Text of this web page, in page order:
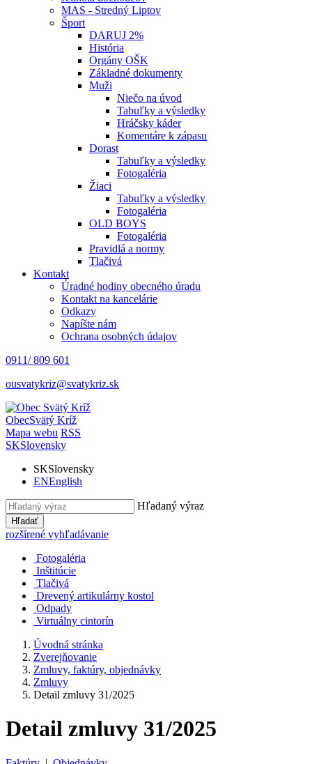
MAS - Stredný Liptov
Šport
DARUJ 2%
História
Orgány OŠK
Základné dokumenty
Muži
Niečo na úvod
Tabuľky a výsledky
Hráčsky káder
Komentáre k zápasu
Dorast
Tabuľky a výsledky
Fotogaléria
Žiaci
Tabuľky a výsledky
Fotogaléria
OLD BOYS
Fotogaléria
Pravidlá a normy
Tlačivá
Kontakt
Úradné hodiny obecného úradu
Kontakt na kancelárie
Odkazy
Napíšte nám
Ochrana osobných údajov
0911/ 809 601
ousvatykriz@svatykriz.sk
ObecSvätý Kríž
Mapa webu RSS
SKSlovensky
SKSlovensky
ENEnglish
Hľadaný výraz
Hľadať
rozšírené vyhľadávanie
Fotogaléria
Inštitúcie
Tlačivá
Drevený artikulárny kostol
Odpady
Virtuálny cintorín
Úvodná stránka
Zverejňovanie
Zmluvy, faktúry, objednávky
Zmluvy
Detail zmluvy 31/2025
Detail zmluvy 31/2025